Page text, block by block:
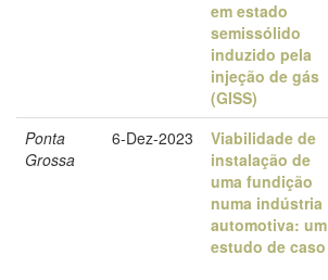
em estado
semissólido
induzido pela
injeção de gás
(GISS)
Ponta
Grossa
6-Dez-2023
Viabilidade de
instalação de
uma fundição
numa indústria
automotiva: um
estudo de caso